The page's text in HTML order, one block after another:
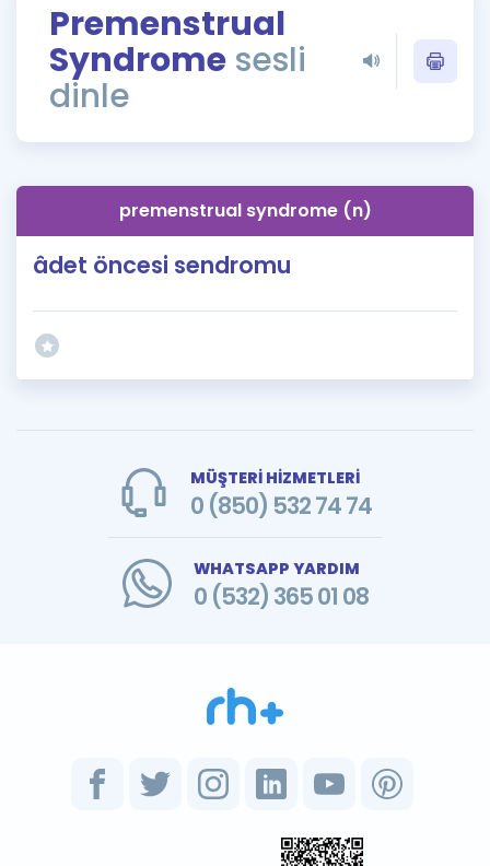
Kampanyalar
Blog
Premenstrual
Syndrome sesli
dinle
premenstrual syndrome (n)
âdet öncesi sendromu
MÜŞTERİ HİZMETLERİ
0 (850) 532 74 74
WHATSAPP YARDIM
0 (532) 365 01 08